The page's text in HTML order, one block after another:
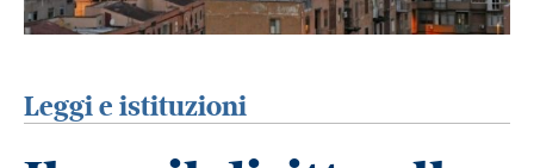
Leggi e istituzioni